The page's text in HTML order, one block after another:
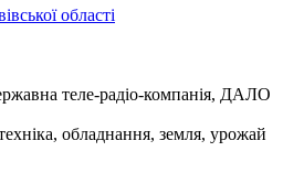
області
теле-радіо-компанія, ДАЛО
обладнання, земля, урожай